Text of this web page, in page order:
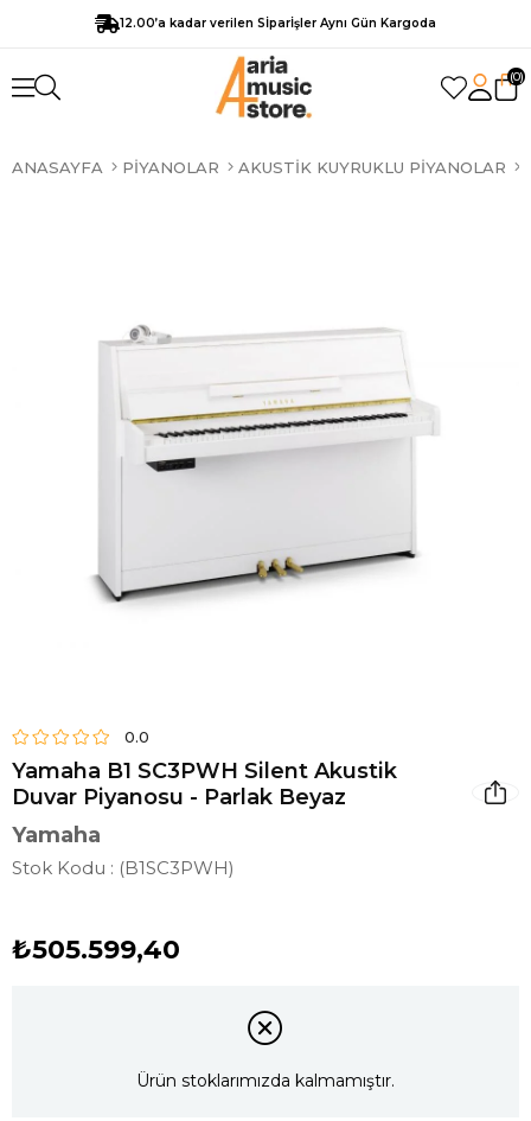
12.00’a kadar verilen Sİparİşler Aynı Gün Kargoda
0
ANASAYFA PIYANOLAR AKUSTIK KUYRUKLU PIYANOLAR
0.0
Yamaha B1 SC3PWH Silent Akustik
Duvar Piyanosu - Parlak Beyaz
Yamaha
Stok Kodu (B1SC3PWH)
₺505.599,40
Ürün stoklarımızda kalmamıştır.